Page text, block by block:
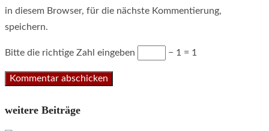
in diesem Browser, für die nächste Kommentierung,
speichern.
Bitte die richtige Zahl eingeben − 1 = 1
weitere Beiträge